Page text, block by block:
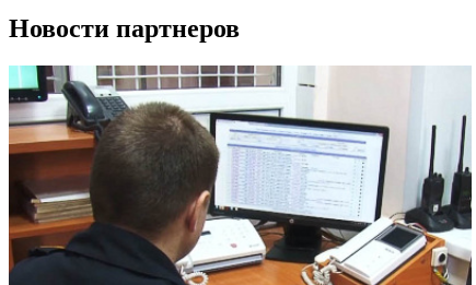
Новости партнеров